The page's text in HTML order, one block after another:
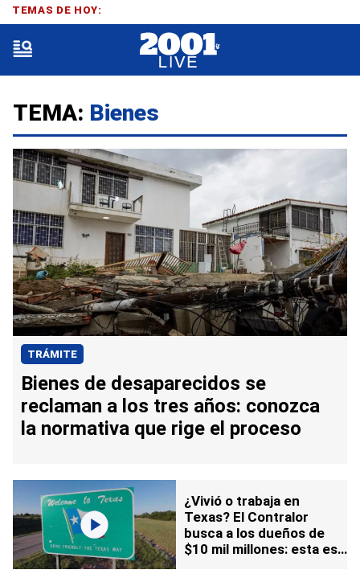
TEMA: Bienes
TRÁMITE
Bienes de desaparecidos se
reclaman a los tres años: conozca
la normativa que rige el proceso
¿Vivió o trabaja en
Texas? El Contralor
busca a los dueños de
$10 mil millones: esta es
TEMAS DE HOY: